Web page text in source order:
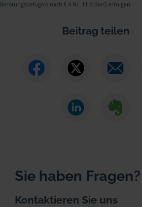
Beratungsbefugnis nach § 4 Nr. 11 StBerG erfolgen.
Beitrag teilen
Sie haben Fragen?
Kontaktieren Sie uns